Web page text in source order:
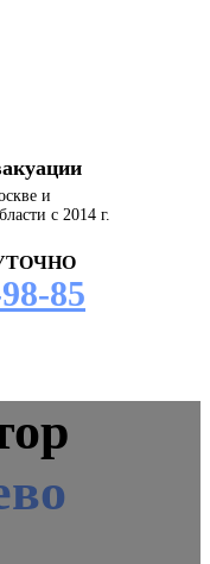
и
с 2014 г.
85